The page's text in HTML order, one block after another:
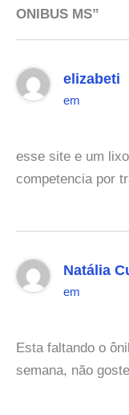
ONIBUS MS”
elizabeti
em
esse site e um
competencia por
Natália
em
Esta faltando o
semana, não